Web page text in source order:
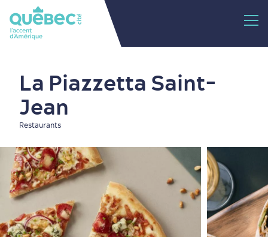
La Piazzetta Saint-
Jean
Restaurants